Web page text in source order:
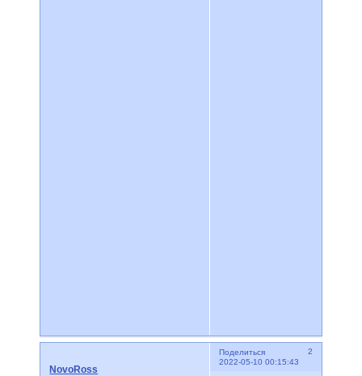
Поделиться
2
2022-05-10 00:15:43
NovoRoss